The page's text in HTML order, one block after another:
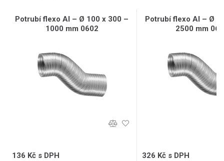
Potrubí flexo Al – Ø 100 x 300 –
1000 mm 0602
136 Kč s DPH
Potrubí flexo Al – Ø
2500 mm
326 Kč s DPH